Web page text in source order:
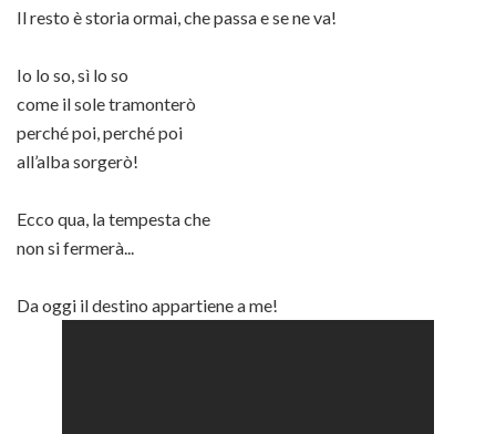
Il resto è storia ormai, che passa e se ne va!
Io lo so, sì lo so
come il sole tramonterò
perché poi, perché poi
all’alba sorgerò!
Ecco qua, la tempesta che
non si fermerà...
Da oggi il destino appartiene a me!